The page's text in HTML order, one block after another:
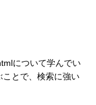
について学んでい
とで、検索に強い